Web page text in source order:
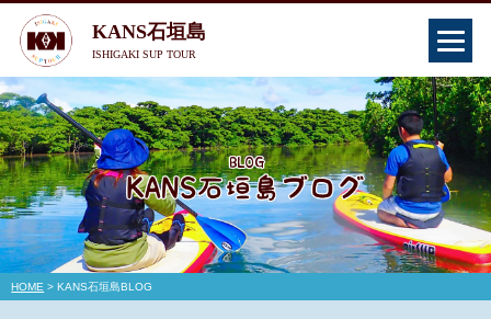
KANS石垣島
ISHIGAKI SUP TOUR
HOME > KANS石垣島BLOG